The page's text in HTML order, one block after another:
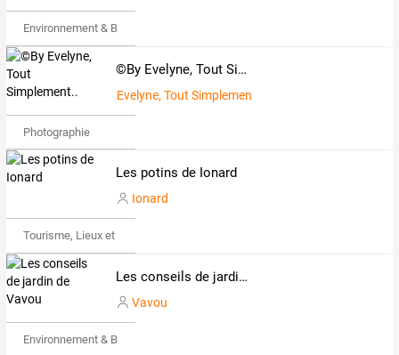
Environnement & Bio
©By Evelyne, Tout Simplement..
Evelyne, Tout Simplement
Photographie
Les potins de Ionard
Ionard
Tourisme, Lieux et Événements
Les conseils de jardin de Vavou
Vavou
Environnement & Bio